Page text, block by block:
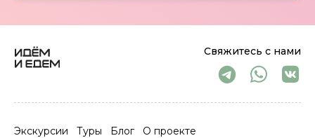
Свяжитесь с нами
Экскурсии Туры Блог
О проекте